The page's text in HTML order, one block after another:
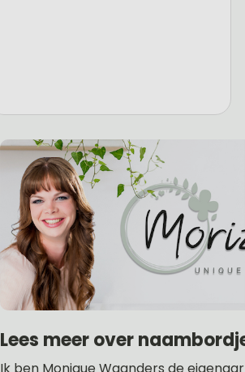
Lees meer over
Ik ben Monique Waanders de